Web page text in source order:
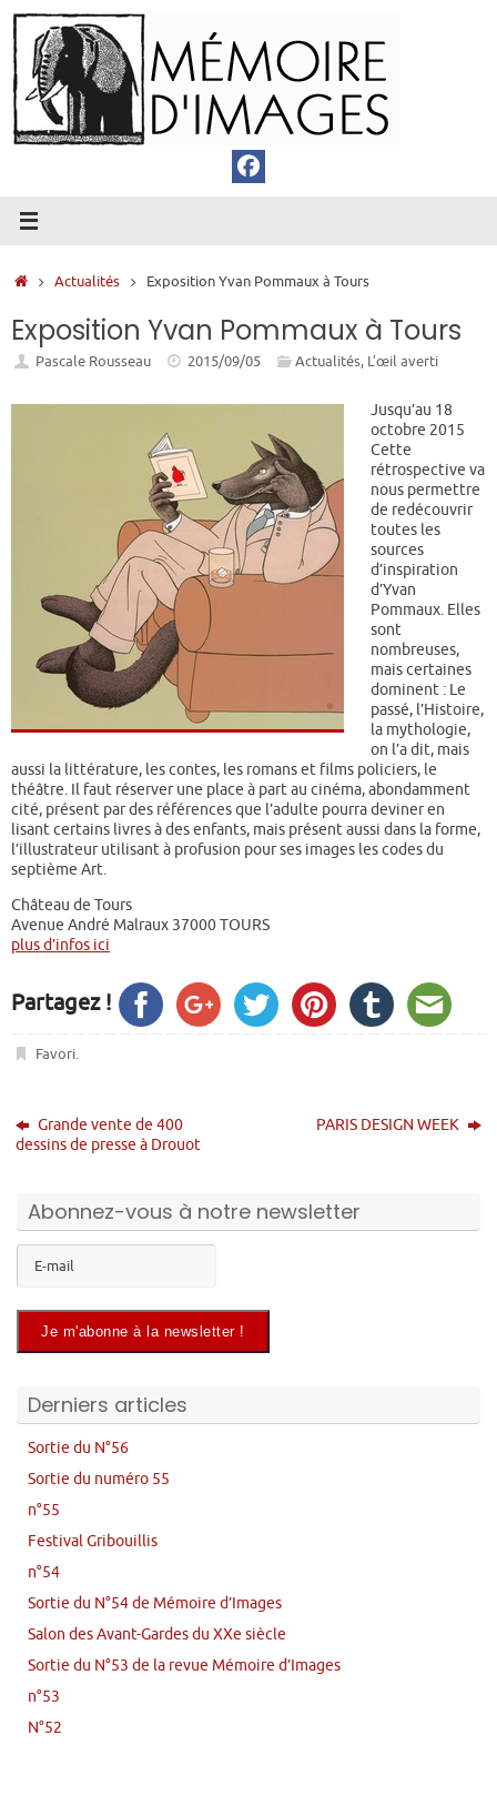
Passer
au
contenu
Accueil
Actualités Exposition Yvan Pommaux à Tours
Exposition Yvan Pommaux à Tours
Pascale Rousseau 2015/09/05 Actualités, L’œil averti
Jusqu’au 18
octobre 2015
Cette
rétrospective va
nous permettre
de redécouvrir
toutes les
sources
d’inspiration
d’Yvan
Pommaux. Elles
sont
nombreuses,
mais certaines
dominent : Le
passé, l’Histoire,
la mythologie,
on l’a dit, mais
aussi la littérature, les contes, les romans et films policiers, le
théâtre. Il faut réserver une place à part au cinéma, abondamment
cité, présent par des références que l’adulte pourra deviner en
lisant certains livres à des enfants, mais présent aussi dans la forme,
l’illustrateur utilisant à profusion pour ses images les codes du
septième Art.
Château de Tours
Avenue André Malraux 37000 TOURS
plus d’infos ici
Partagez !
Favori.
Grande vente de 400
dessins de presse à Drouot
PARIS DESIGN WEEK
Abonnez-vous à notre newsletter
Derniers articles
Sortie du N°56
Sortie du numéro 55
n°55
Festival Gribouillis
n°54
Sortie du N°54 de Mémoire d’Images
Salon des Avant-Gardes du XXe siècle
Sortie du N°53 de la revue Mémoire d’Images
n°53
N°52